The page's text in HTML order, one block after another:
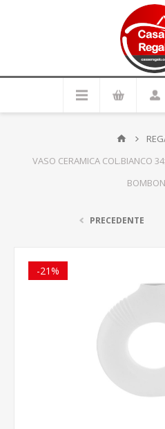
VASO CERAMICA COL.BIANCO
PRECEDENTE
-21%